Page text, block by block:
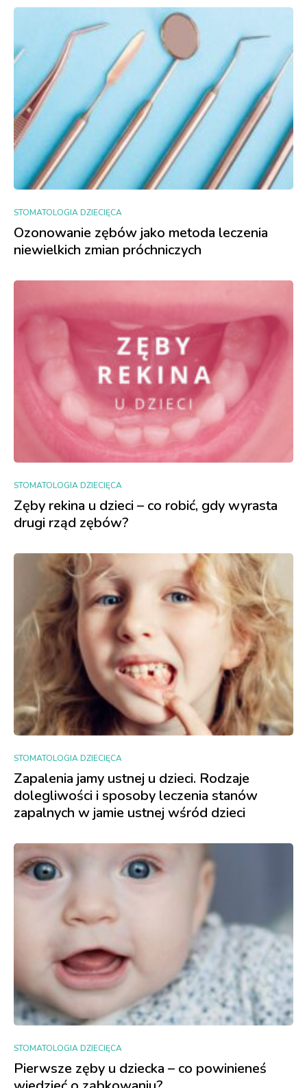
STOMATOLOGIA DZIECIĘCA
Ozonowanie zębów jako metoda leczenia
niewielkich zmian próchniczych
STOMATOLOGIA DZIECIĘCA
Zęby rekina u dzieci – co robić, gdy wyrasta
drugi rząd zębów?
STOMATOLOGIA DZIECIĘCA
Zapalenia jamy ustnej u dzieci. Rodzaje
dolegliwości i sposoby leczenia stanów
zapalnych w jamie ustnej wśród dzieci
STOMATOLOGIA DZIECIĘCA
Pierwsze zęby u dziecka – co powinieneś